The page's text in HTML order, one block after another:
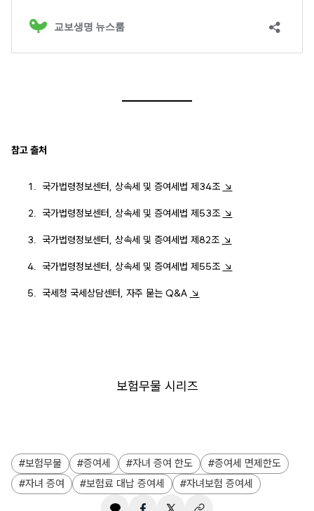
참고 출처
국가법령정보센터, 상속세 및 증여세법 제34조 ↘
국가법령정보센터, 상속세 및 증여세법 제53조 ↘
국가법령정보센터, 상속세 및 증여세법 제82조 ↘
국가법령정보센터, 상속세 및 증여세법 제55조 ↘
국세청 국세상담센터, 자주 묻는 Q&A ↘
보험무물 시리즈
보험무물 증여세 자녀 증여 한도
증여세 면제한도
자녀 증여
보험료 대납 증여세 자녀보험 증여세